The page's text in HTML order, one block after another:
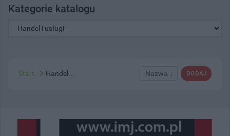
Kategorie katalogu
DODAJ
Nazwa ↓
Start Handel...